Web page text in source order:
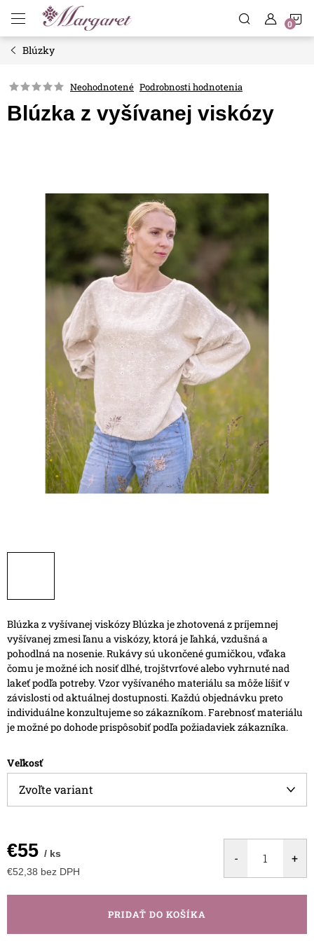
obsah
Blúzky
Neohodnotené Podrobnosti hodnotenia
Blúzka z vyšívanej viskózy
Blúzka z vyšívanej viskózyBlúzka je zhotovená z príjemnej
vyšívanej zmesi ľanu a viskózy, ktorá je ľahká, vzdušná a
pohodlná na nosenie.Rukávy sú ukončené gumičkou, vďaka
čomu je možné ich nosiť dlhé, trojštvrťové alebo vyhrnuté nad
lakeť podľa potreby.Vzor vyšívaného materiálu sa môže líšiť v
závislosti od aktuálnej dostupnosti. Každú objednávku preto
individuálne konzultujeme so zákazníkom.Farebnosť materiálu
je možné po dohode prispôsobiť podľa požiadaviek zákazníka.
Veľkosť
€55 / ks
€52,38 bez DPH
cena:
PRIDAŤ DO KOŠÍKA